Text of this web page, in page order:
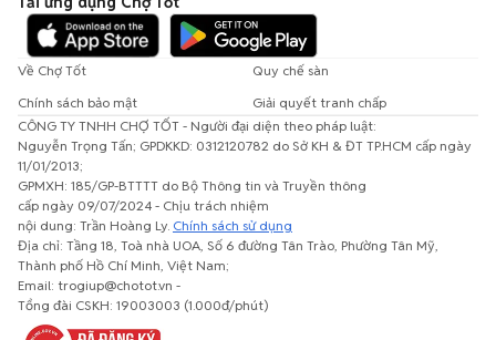
Về Chợ Tốt
Quy chế sàn
Chính sách bảo mật
Giải quyết tranh chấp
CÔNG TY TNHH CHỢ TỐT - Người đại diện theo pháp luật:
Nguyễn Trọng Tấn; GPDKKD: 0312120782 do Sở KH & ĐT TP.HCM cấp ngày
11/01/2013;
GPMXH: 185/GP-BTTTT do Bộ Thông tin và Truyền thông
cấp ngày 09/07/2024 - Chịu trách nhiệm
nội dung: Trần Hoàng Ly. Chính sách sử dụng
Địa chỉ: Tầng 18, Toà nhà UOA, Số 6 đường Tân Trào, Phường Tân Mỹ,
Thành phố Hồ Chí Minh, Việt Nam;
Email: trogiup@chotot.vn -
Tổng đài CSKH: 19003003 (1.000đ/phút)